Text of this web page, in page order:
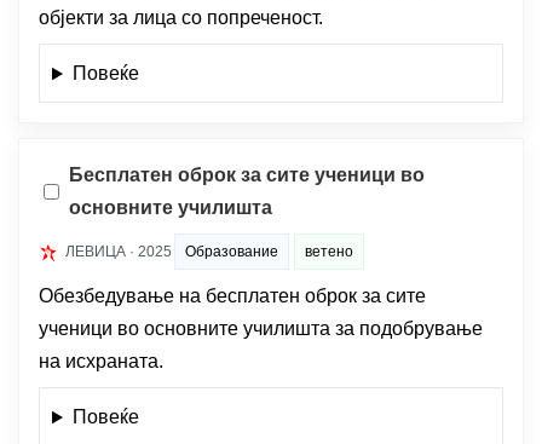
објекти за лица со попреченост.
Повеќе
Бесплатен оброк за сите ученици во
основните училишта
ЛЕВИЦА · 2025 Образование ветено
Обезбедување на бесплатен оброк за сите
ученици во основните училишта за подобрување
на исхраната.
Повеќе